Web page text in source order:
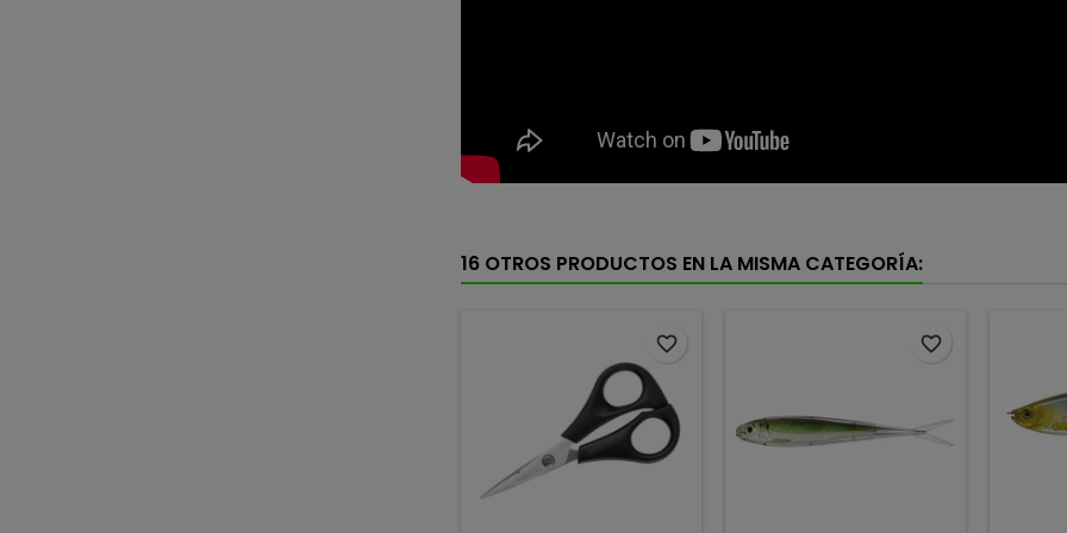
16 OTROS PRODUCTOS EN LA MISMA CATEGORÍA:
favorite_border favorite_border